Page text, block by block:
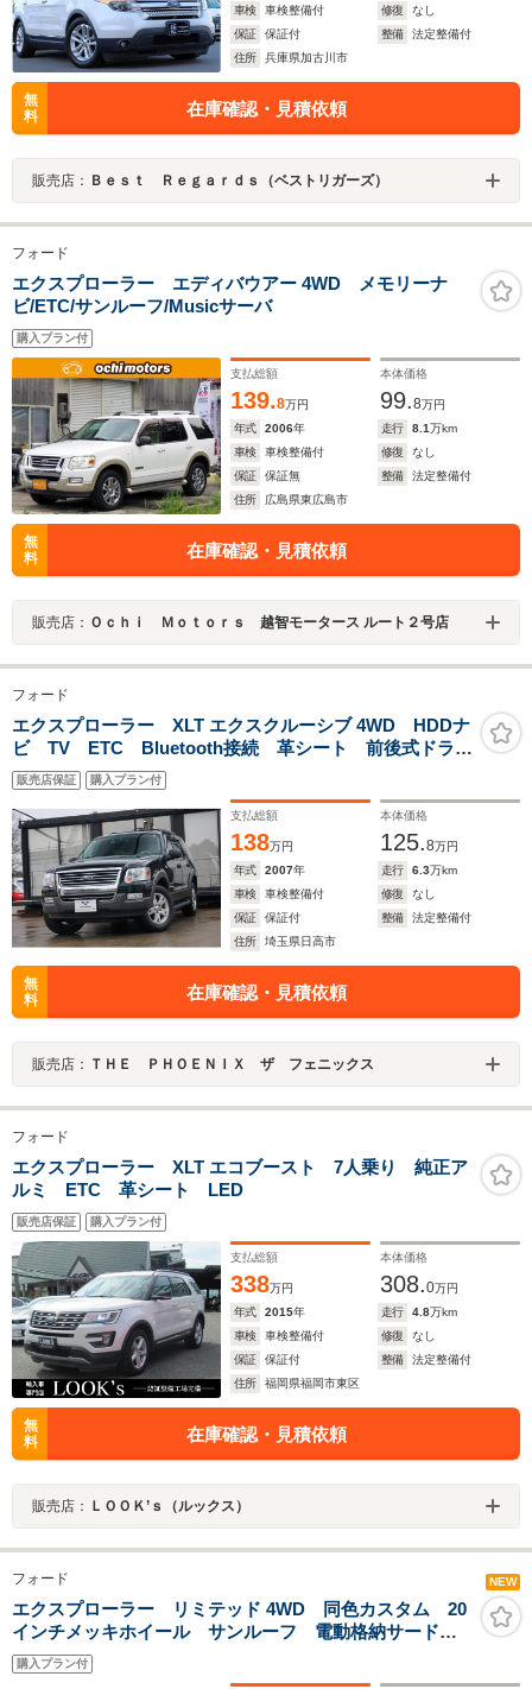
車検 車検整備付 修復
なし
保証
保証付 整備
法定整備付
住所
兵庫県加古川市
無
料
在庫確認・見積依頼
販売店： Ｂｅｓｔ Ｒｅｇａｒｄｓ（ベストリガーズ）
フォード
エクスプローラー エディバウアー 4WD メモリーナ
ビ/ETC/サンルーフ/Musicサーバ
購入プラン付
支払総額
139.8万円
本体価格
99.8万円
年式
2006年 走行 8.1万km
車検
車検整備付 修復
なし
保証
保証無 整備
法定整備付
住所
広島県東広島市
無
料
在庫確認・見積依頼
販売店： Ｏｃｈｉ Ｍｏｔｏｒｓ 越智モータース ルート２号店
フォード
エクスプローラー XLT エクスクルーシブ 4WD HDDナ
ビ TV ETC Bluetooth接続 革シート 前後式ドラレ
コ クルーズコントロール
販売店保証 購入プラン付
支払総額
138万円
本体価格
125.8万円
年式
2007年 走行 6.3万km
車検
車検整備付 修復
なし
保証
保証付 整備
法定整備付
住所
埼玉県日高市
無
料
在庫確認・見積依頼
販売店： ＴＨＥ ＰＨＯＥＮＩＸ ザ フェニックス
フォード
エクスプローラー XLT エコブースト 7人乗り 純正ア
ルミ ETC 革シート LED
販売店保証 購入プラン付
支払総額
338万円
本体価格
308.0万円
年式
2015年 走行 4.8万km
車検
車検整備付 修復
なし
保証
保証付 整備
法定整備付
住所
福岡県福岡市東区
無
料
在庫確認・見積依頼
販売店： ＬＯＯＫ’ｓ（ルックス）
フォード NEW
エクスプローラー リミテッド 4WD 同色カスタム 20
インチメッキホイール サンルーフ 電動格納サードシ
ート ブラックレザーインテリア 社外ナビ ベンチレ
ーション パワーシート シートヒーター スペアキー
購入プラン付